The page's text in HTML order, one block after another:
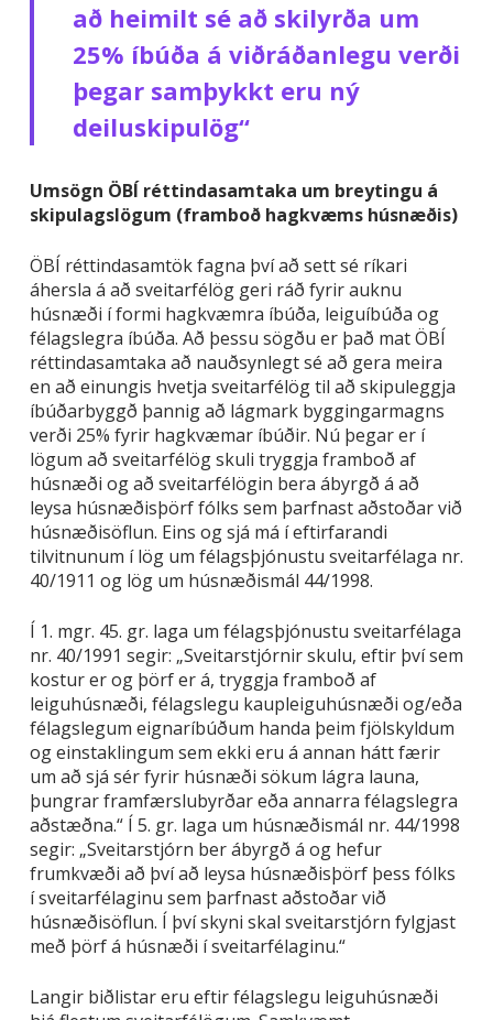
að heimilt sé að skilyrða um
25% íbúða á viðráðanlegu verði
þegar samþykkt eru ný
deiluskipulög“
Umsögn ÖBÍ réttindasamtaka um breytingu á
skipulagslögum (framboð hagkvæms húsnæðis)
ÖBÍ réttindasamtök fagna því að sett sé ríkari
áhersla á að sveitarfélög geri ráð fyrir auknu
húsnæði í formi hagkvæmra íbúða, leiguíbúða og
félagslegra íbúða. Að þessu sögðu er það mat ÖBÍ
réttindasamtaka að nauðsynlegt sé að gera meira
en að einungis hvetja sveitarfélög til að skipuleggja
íbúðarbyggð þannig að lágmark byggingarmagns
verði 25% fyrir hagkvæmar íbúðir. Nú þegar er í
lögum að sveitarfélög skuli tryggja framboð af
húsnæði og að sveitarfélögin bera ábyrgð á að
leysa húsnæðisþörf fólks sem þarfnast aðstoðar við
húsnæðisöflun. Eins og sjá má í eftirfarandi
tilvitnunum í lög um félagsþjónustu sveitarfélaga nr.
40/1911 og lög um húsnæðismál 44/1998.
Í 1. mgr. 45. gr. laga um félagsþjónustu sveitarfélaga
nr. 40/1991 segir: „Sveitarstjórnir skulu, eftir því sem
kostur er og þörf er á, tryggja framboð af
leiguhúsnæði, félagslegu kaupleiguhúsnæði og/eða
félagslegum eignaríbúðum handa þeim fjölskyldum
og einstaklingum sem ekki eru á annan hátt færir
um að sjá sér fyrir húsnæði sökum lágra launa,
þungrar framfærslubyrðar eða annarra félagslegra
aðstæðna.“ Í 5. gr. laga um húsnæðismál nr. 44/1998
segir: „Sveitarstjórn ber ábyrgð á og hefur
frumkvæði að því að leysa húsnæðisþörf þess fólks
í sveitarfélaginu sem þarfnast aðstoðar við
húsnæðisöflun. Í því skyni skal sveitarstjórn fylgjast
með þörf á húsnæði í sveitarfélaginu.“
Langir biðlistar eru eftir félagslegu leiguhúsnæði